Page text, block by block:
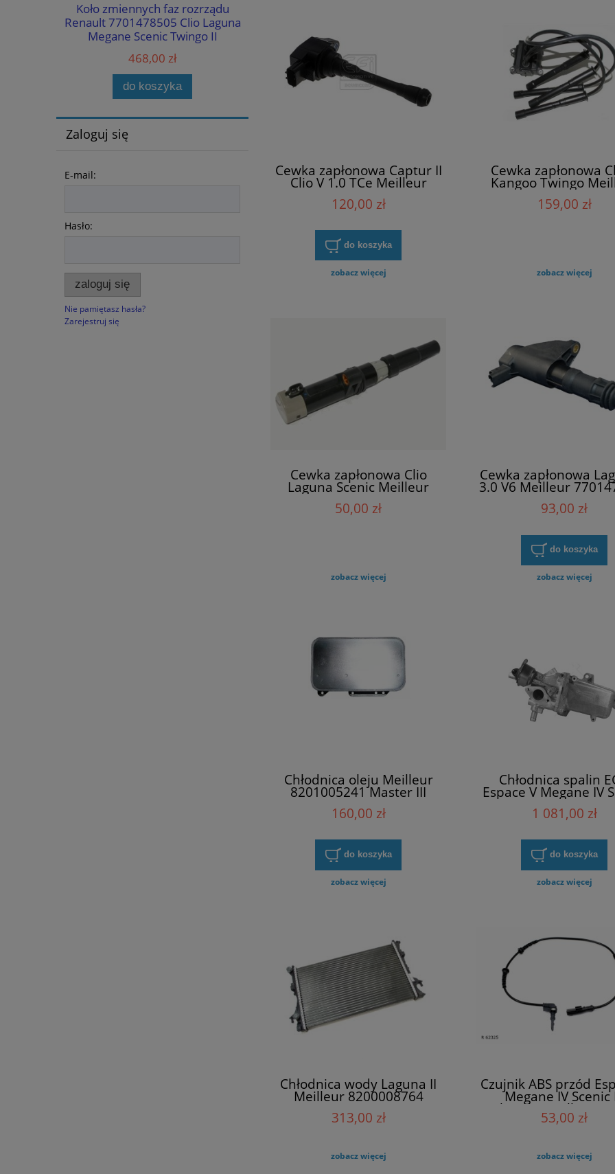
Koło zmiennych faz rozrządu
Renault 7701478505 Clio Laguna
Megane Scenic Twingo II
468,00 zł
do koszyka
223657266R Clio Kangoo Megane
Scenic Trafic Twingo
89,99 zł
227,00 zł
do koszyka
Zaloguj się
E-mail:
Hasło:
zaloguj się
Nie pamiętasz hasła?
Zarejestruj się
Cewka zapłonowa Captur II
Clio V 1.0 TCe Meilleur
224332734R
120,00 zł
do koszyka
zobacz więcej
Cewka zapłonowa
Kangoo Twingo
8200084401
159,00 zł
zobacz więcej
Cewka zapłonowa Clio
Laguna Scenic Meilleur
8200208611
50,00 zł
zobacz więcej
Cewka zapłonowa
3.0 V6 Meilleur
93,00 zł
do koszyka
zobacz więcej
Chłodnica oleju Meilleur
8201005241 Master III
160,00 zł
do koszyka
zobacz więcej
Chłodnica spalin
Espace V Megane IV
IV Trafic III Meilleur
147357086R
1 081,00 zł
do koszyka
zobacz więcej
Chłodnica wody Laguna II
Meilleur 8200008764
313,00 zł
zobacz więcej
Czujnik ABS przód
Megane IV Scenic
Talisman Meilleur
53,00 zł
zobacz więcej